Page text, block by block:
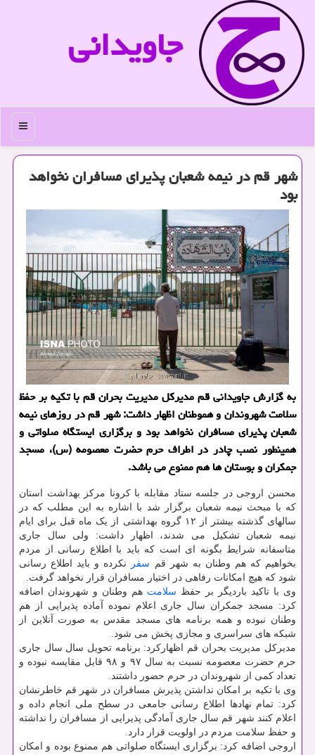
جاویدانی
منو
شهر قم در نیمه شعبان پذیرای مسافران نخواهد
بود
به گزارش جاویدانی قم مدیرکل مدیریت بحران قم با تکیه بر حفظ
سلامت شهروندان و هموطنان اظهار داشت: شهر قم در روزهای نیمه
شعبان پذیرای مسافران نخواهد بود و برگزاری ایستگاه صلواتی و
همینطور نصب چادر در اطراف حرم حضرت معصومه (س)، مسجد
جمکران و بوستان ها هم ممنوع می باشد.
محسن اروجی در جلسه ستاد مقابله با کرونا مرکز بهداشت استان
که با مبحث نیمه شعبان برگزار شد با اشاره به این مطلب که در
سالهای گذشته بیشتر از ۱۲ گروه بهداشتی از یک ماه قبل برای ایام
نیمه شعبان تشکیل می شدند، اظهار داشت: ولی سال جاری
متاسفانه شرایط بگونه ای است که باید با اطلاع رسانی از مردم
بخواهیم که هم وطنان به شهر قم سفر
نکرده و باید اطلاع رسانی
شود که هیچ امکانات رفاهی در اختیار مسافران قرار نخواهد گرفت.
وی با تاکید باردیگر بر حفظ سلامت هم وطنان و شهروندان اضافه
کرد: مسجد جمکران سال جاری اعلام نموده آماده پذیرایی از هم
وطنان نبوده و همه برنامه های مسجد مقدس به صورت آنلاین از
شبکه های سراسری و مجازی پخش می شود.
مدیرکل مدیریت بحران قم اظهارکرد: برنامه تحویل سال سال جاری
حرم حضرت معصومه نسبت به سال ۹۷ و ۹۸ قابل مقایسه نبوده و
تعداد کمی از شهروندان در حرم حضور داشتند.
وی با تکیه بر امکان نداشتن پذیرش مسافران در شهر قم خاطرنشان
کرد: تمام نهادها اطلاع رسانی جامعی در سطح ملی انجام داده و
اعلام کنند شهر قم سال جاری آمادگی پذیرایی از مسافران را نداشته
و حفظ سلامت مردم در اولویت قرار دارد.
اروجی اضافه کرد: برگزاری ایستگاه صلواتی هم ممنوع بوده و امکان